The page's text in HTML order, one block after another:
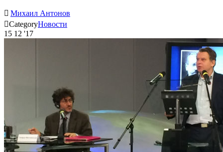
 Михаил Антонов
CategoryНовости
15 12 '17